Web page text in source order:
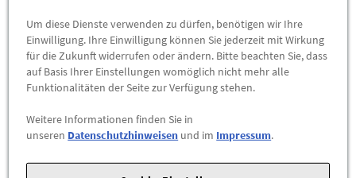
Zubehör für Elektroautos bei Gottfried Schultz
kaufen
Suchen Sie Zubehör für Elektroautos? Gottfried Schultz hat
ein umfangreiches Sortiment für alle Marken. Stöbern Sie in
Um diese Dienste verwenden zu dürfen, benötigen wir Ihre
Einwilligung. Ihre Einwilligung können Sie jederzeit mit Wirkung
für die Zukunft widerrufen oder ändern. Bitte beachten Sie, dass
auf Basis Ihrer Einstellungen womöglich nicht mehr alle
Funktionalitäten der Seite zur Verfügung stehen.
Weitere Informationen finden Sie in
unseren Datenschutzhinweisen und im Impressum.